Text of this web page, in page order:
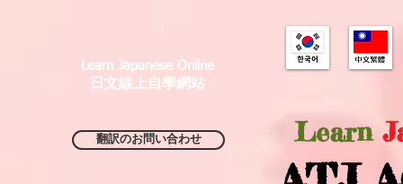
Learn Japanese Online
日文線上自學網站
Learn
翻訳のお問い合わせ